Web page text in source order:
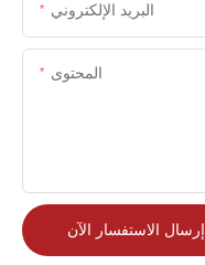
البريد الإلكتروني
المحتوى
إرسال الاستفسار الآن